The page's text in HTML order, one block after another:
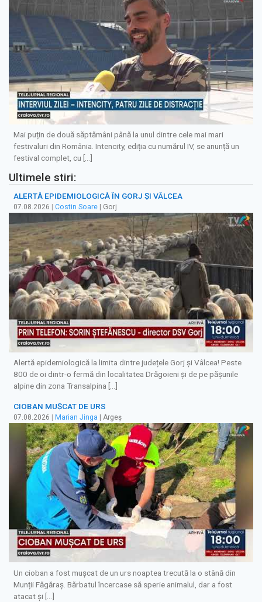
Mai puțin de două săptămâni până la unul dintre cele mai mari
festivaluri din România. Intencity, ediția cu numărul IV, se anunță un
festival complet, cu […]
Ultimele stiri:
ALERTĂ EPIDEMIOLOGICĂ ÎN GORJ ȘI VÂLCEA
07.08.2026 Costin Soare | Gorj
Alertă epidemiologică la limita dintre județele Gorj și Vâlcea! Peste
800 de oi dintr-o fermă din localitatea Drăgoieni și de pe pășunile
alpine din zona Transalpina […]
CIOBAN MUȘCAT DE URS
07.08.2026 | Marian Jinga | Argeș
Un cioban a fost mușcat de un urs noaptea trecută la o stână din
Munții Făgăraș. Bărbatul încercase să sperie animalul, dar a fost
atacat și […]